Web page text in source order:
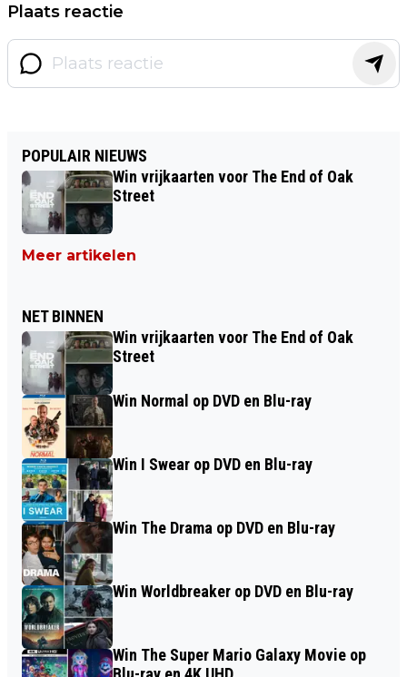
Plaats reactie
POPULAIR NIEUWS
Win vrijkaarten voor The End of Oak
Street
Meer artikelen
NET BINNEN
Win vrijkaarten voor The End of Oak
Street
Win Normal op DVD en Blu-ray
Win I Swear op DVD en Blu-ray
Win The Drama op DVD en Blu-ray
Win Worldbreaker op DVD en Blu-ray
Win The Super Mario Galaxy Movie op